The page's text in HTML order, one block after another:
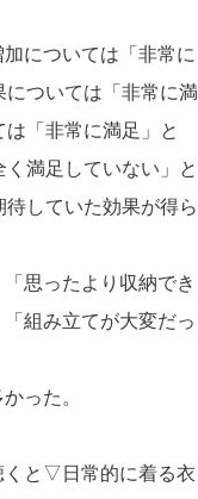
については「非常に
ついては「非常に満
「非常に満足」と
満足していない」と
していた効果が得ら
思ったより収納でき
組み立てが大変だっ
った。
くと▽日常的に着る衣